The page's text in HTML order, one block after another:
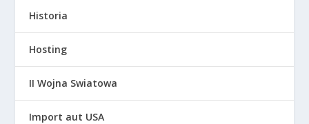
Historia
Hosting
II Wojna Swiatowa
Import aut USA